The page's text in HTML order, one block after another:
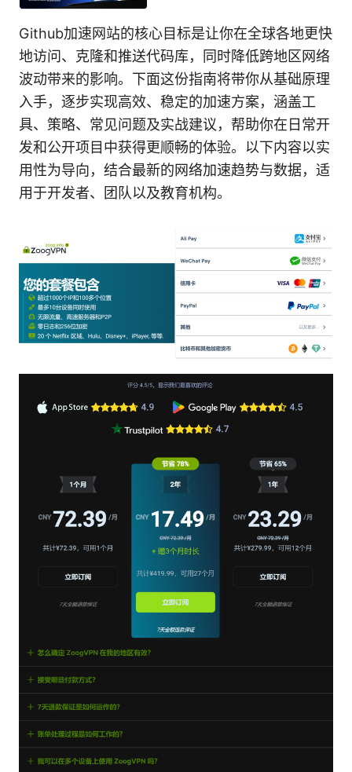
Github加速网站的核心目标是让你在全球各地更快
地访问、克隆和推送代码库，同时降低跨地区网络
波动带来的影响。下面这份指南将带你从基础原理
入手，逐步实现高效、稳定的加速方案，涵盖工
具、策略、常见问题及实战建议，帮助你在日常开
发和公开项目中获得更顺畅的体验。以下内容以实
用性为导向，结合最新的网络加速趋势与数据，适
用于开发者、团队以及教育机构。